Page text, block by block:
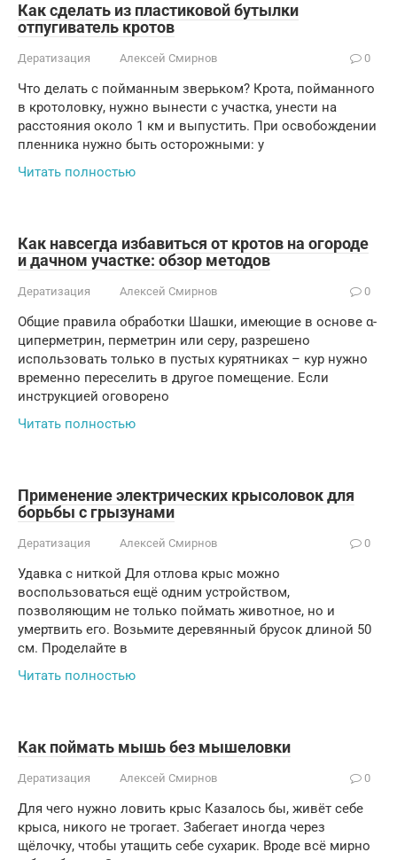
Как сделать из пластиковой бутылки
отпугиватель кротов
Дератизация Алексей Смирнов 0
Что делать с пойманным зверьком? Крота, пойманного
в кротоловку, нужно вынести с участка, унести на
расстояния около 1 км и выпустить. При освобождении
пленника нужно быть осторожными: у
Читать полностью
Как навсегда избавиться от кротов на огороде
и дачном участке: обзор методов
Дератизация Алексей Смирнов 0
Общие правила обработки Шашки, имеющие в основе α-
циперметрин, перметрин или серу, разрешено
использовать только в пустых курятниках – кур нужно
временно переселить в другое помещение. Если
инструкцией оговорено
Читать полностью
Применение электрических крысоловок для
борьбы с грызунами
Дератизация Алексей Смирнов 0
Удавка с ниткой Для отлова крыс можно
воспользоваться ещё одним устройством,
позволяющим не только поймать животное, но и
умертвить его. Возьмите деревянный брусок длиной 50
см. Проделайте в
Читать полностью
Как поймать мышь без мышеловки
Дератизация Алексей Смирнов 0
Для чего нужно ловить крыс Казалось бы, живёт себе
крыса, никого не трогает. Забегает иногда через
щёлочку, чтобы утащить себе сухарик. Вроде всё мирно